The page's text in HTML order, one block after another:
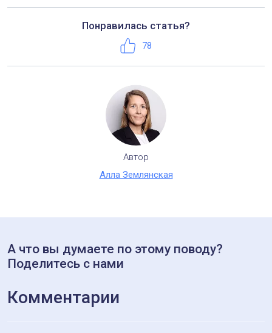
оценки собственных компетенций и получения
рекомендаций на основе нашей карты. Ну огонь же!
Александр Бедовый
17 декабря 2025 в 11:51
Наталия Ноговицина